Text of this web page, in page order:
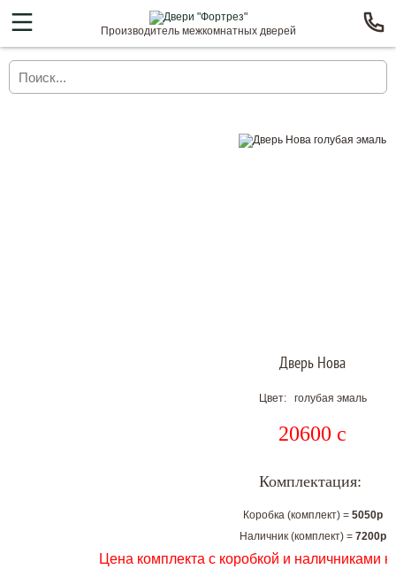
Производитель межкомнатных дверей
Дверь Нова
Цвет: голубая эмаль
20600 c
Комплектация:
Коробка (комплект) = 5050р
Наличник (комплект) = 7200р
Цена комплекта с коробкой и наличниками